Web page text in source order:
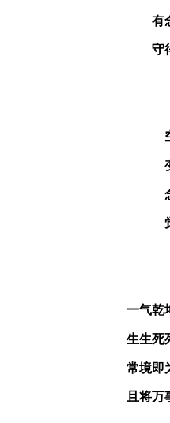
有
守
一气乾
生生死
常境即
且将